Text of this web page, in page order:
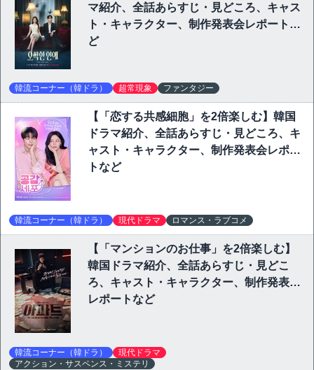
マ紹介、全話あらすじ・見どころ、キャス
ト・キャラクター、制作発表会レポートな
ど
韓流コーナー（韓ドラ） 超常現象 ファンタジー
【「恋する共感細胞」を2倍楽しむ】韓国
ドラマ紹介、全話あらすじ・見どころ、キ
ャスト・キャラクター、制作発表会レポー
トなど
韓流コーナー（韓ドラ） 現代ドラマ ロマンス・ラブコメ
【「マンションのお仕事」を2倍楽しむ】
韓国ドラマ紹介、全話あらすじ・見どこ
ろ、キャスト・キャラクター、制作発表会
レポートなど
韓流コーナー（韓ドラ）
現代ドラマ
アクション・サスペンス・ミステリ